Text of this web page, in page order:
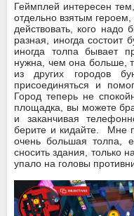
Геймплей интересен
отдельно взятым
действовать, кого надо
разная, иногда состоит
иногда толпа бывает
нужна, чем она больше,
из других городов
присоединяться и
Город теперь не
площадка, вы можете
и заканчивая
берите и кидайте. Мне
очень большая толпа,
сносить здания, только
упало на головы